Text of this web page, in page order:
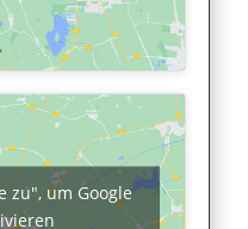
zu", um Google